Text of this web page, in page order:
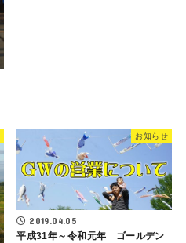
お知らせ
2019.04.05
平成31年～令和元年 ゴールデン